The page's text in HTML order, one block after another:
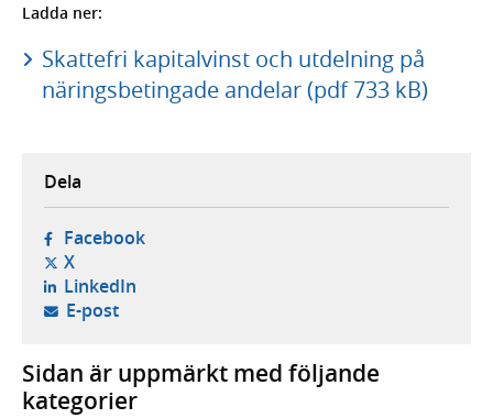
Ladda ner:
Skattefri kapitalvinst och utdelning på
näringsbetingade andelar (pdf 733 kB)
Dela
Facebook- öppnas i ny flik, extern webbplats,
X- öppnas i ny flik, extern webbplats,
LinkedIn- öppnas i ny flik, extern webbplats,
E-post- öppnar din e-postklient,
Sidan är uppmärkt med följande
kategorier